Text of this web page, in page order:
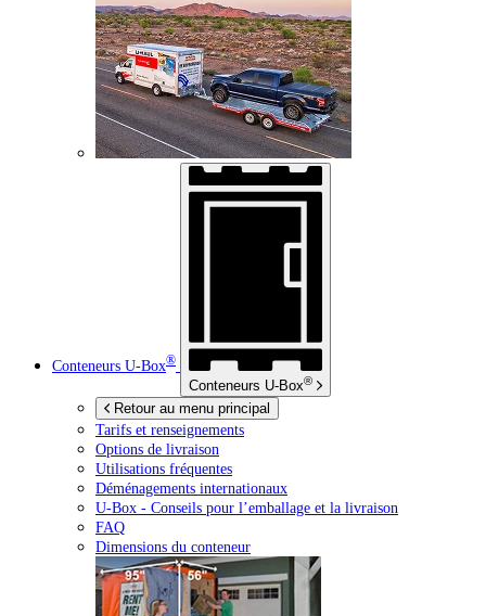
Conteneurs U-Box®
Conteneurs U-Box®
Retour au menu principal
Tarifs et renseignements
Options de livraison
Utilisations fréquentes
Déménagements internationaux
U-Box - Conseils pour l’emballage et la livraison
FAQ
Dimensions du conteneur